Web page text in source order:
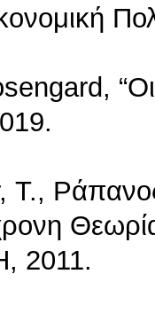
Τ.,
2011.